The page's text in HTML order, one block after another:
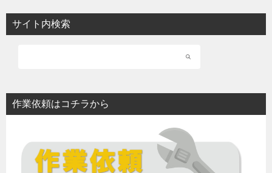
サイト内検索
作業依頼はコチラから